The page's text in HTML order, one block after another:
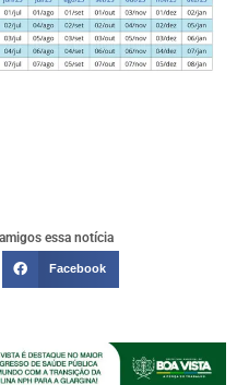
essa notícia
Facebook